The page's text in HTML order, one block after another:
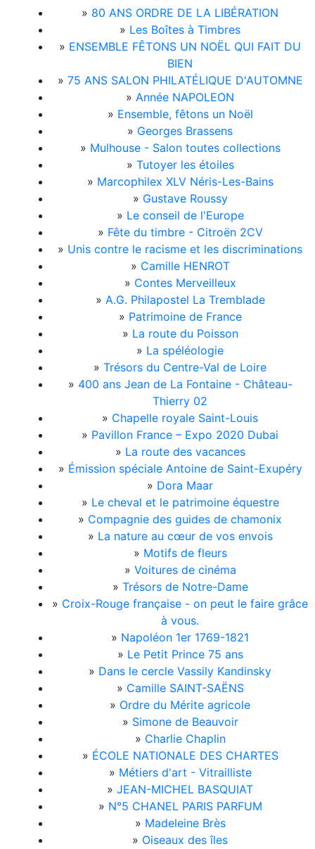
» 80 ANS ORDRE DE LA LIBÉRATION
» Les Boîtes à Timbres
» ENSEMBLE FÊTONS UN NOËL QUI FAIT DU
BIEN
» 75 ANS SALON PHILATÉLIQUE D'AUTOMNE
» Année NAPOLEON
» Ensemble, fêtons un Noël
» Georges Brassens
» Mulhouse - Salon toutes collections
» Tutoyer les étoiles
» Marcophilex XLV Néris-Les-Bains
» Gustave Roussy
» Le conseil de l'Europe
» Fête du timbre - Citroën 2CV
» Unis contre le racisme et les discriminations
» Camille HENROT
» Contes Merveilleux
» A.G. Philapostel La Tremblade
» Patrimoine de France
» La route du Poisson
» La spéléologie
» Trésors du Centre-Val de Loire
» 400 ans Jean de La Fontaine - Château-
Thierry 02
» Chapelle royale Saint-Louis
» Pavillon France – Expo 2020 Dubai
» La route des vacances
» Émission spéciale Antoine de Saint-Exupéry
» Dora Maar
» Le cheval et le patrimoine équestre
» Compagnie des guides de chamonix
» La nature au cœur de vos envois
» Motifs de fleurs
» Voitures de cinéma
» Trésors de Notre-Dame
» Croix-Rouge française - on peut le faire grâce
à vous.
» Napoléon 1er 1769-1821
» Le Petit Prince 75 ans
» Dans le cercle Vassily Kandinsky
» Camille SAINT-SAËNS
» Ordre du Mérite agricole
» Simone de Beauvoir
» Charlie Chaplin
» ÉCOLE NATIONALE DES CHARTES
» Métiers d'art - Vitrailliste
» JEAN-MICHEL BASQUIAT
» N°5 CHANEL PARIS PARFUM
» Madeleine Brès
» Oiseaux des îles